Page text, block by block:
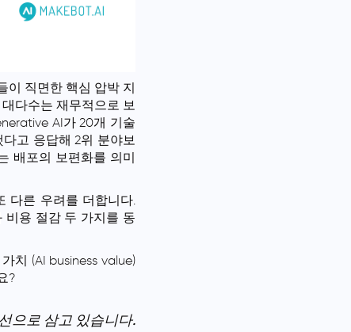
이 직면한 핵심 압박 지
다수는 재무적으로 보
AI가 20개 기술
고 응답해 2위 분야보
배포의 보편화를 의미
다른 우려를 더합니다.
비용 절감 두 가지를 동
치 (AI business value)
?
으로 삼고 있습니다.